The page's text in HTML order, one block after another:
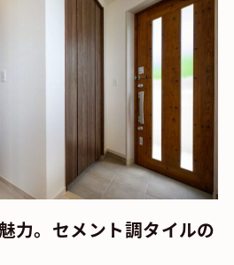
力。セメント調タイルの